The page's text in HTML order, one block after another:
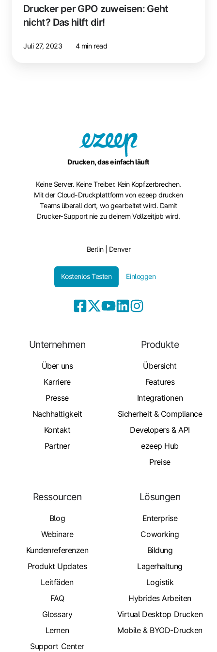
Drucker per GPO zuweisen: Geht
nicht? Das hilft dir!
Juli 27, 2023 4 min read
Drucken, das einfach läuft
Keine Server. Keine Treiber. Kein Kopfzerbrechen.
Mit der Cloud-Druckplattform von ezeep drucken
Teams überall dort, wo gearbeitet wird. Damit
Drucker-Support nie zu deinem Vollzeitjob wird.
Berlin | Denver
Kostenlos Testen Einloggen
Unternehmen
Über uns
Karriere
Presse
Nachhaltigkeit
Kontakt
Partner
Produkte
Übersicht
Features
Integrationen
Sicherheit & Compliance
Developers & API
ezeep Hub
Preise
Ressourcen
Blog
Webinare
Kundenreferenzen
Produkt Updates
Leitfäden
FAQ
Glossary
Lernen
Support Center
Lösungen
Enterprise
Coworking
Bildung
Lagerhaltung
Logistik
Hybrides Arbeiten
Virtual Desktop Drucken
Mobile & BYOD-Drucken